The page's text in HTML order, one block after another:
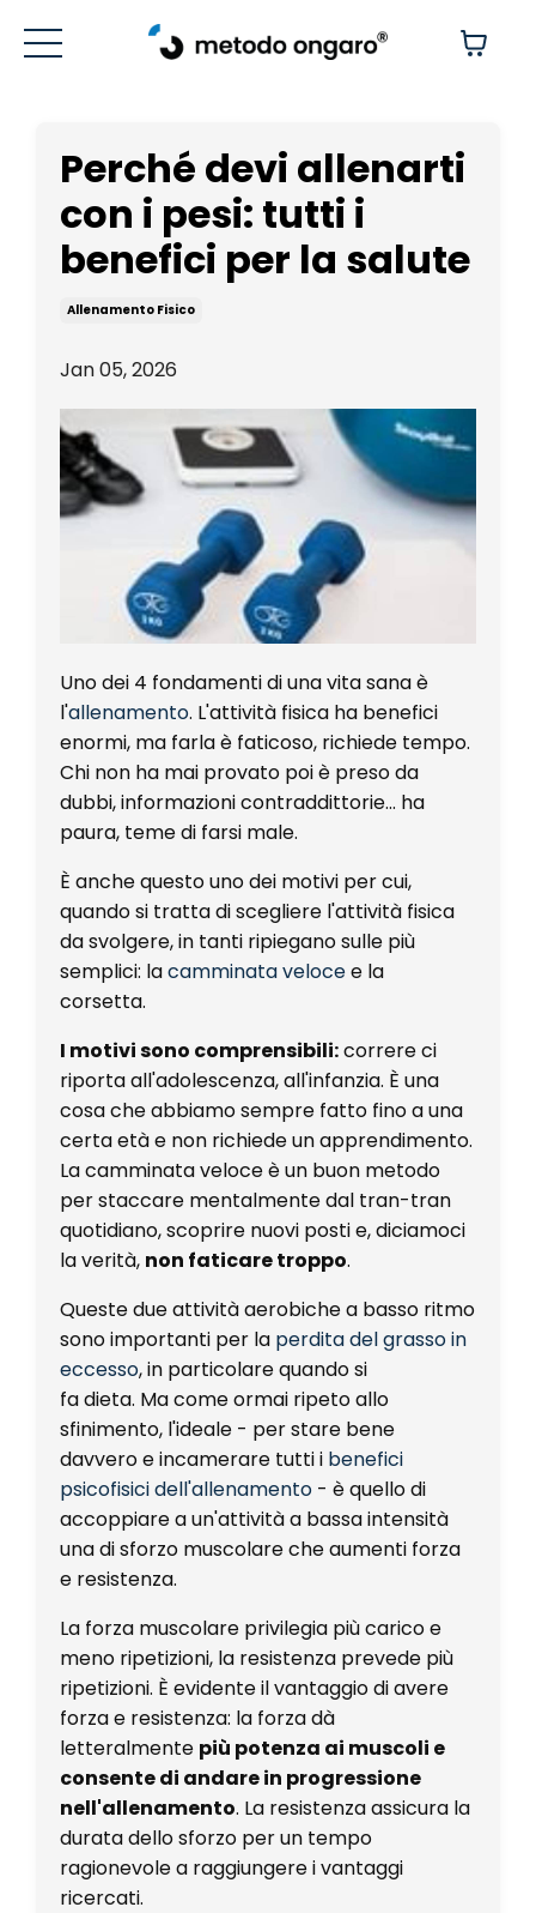
Perché devi allenarti
con i pesi: tutti i
benefici per la salute
Allenamento Fisico
Jan 05, 2026
Uno dei 4 fondamenti di una vita sana è
l'allenamento. L'attività fisica ha benefici
enormi, ma farla è faticoso, richiede tempo.
Chi non ha mai provato poi è preso da
dubbi, informazioni contraddittorie... ha
paura, teme di farsi male.
È anche questo uno dei motivi per cui,
quando si tratta di scegliere l'attività fisica
da svolgere, in tanti ripiegano sulle più
semplici: lacamminata velocee la
corsetta.
I motivi sono comprensibili:correre ci
riporta all'adolescenza, all'infanzia. È una
cosa che abbiamo sempre fatto fino a una
certa età e non richiede un apprendimento.
La camminata veloce è un buon metodo
per staccare mentalmente dal tran-tran
quotidiano, scoprire nuovi posti e, diciamoci
la verità, non faticare troppo.
Queste due attività aerobiche a basso ritmo
sono importanti per la perdita del grasso in
eccesso, in particolare quando si
fadieta. Ma come ormai ripeto allo
sfinimento, l'ideale - per stare bene
davvero e incamerare tutti i benefici
psicofisici dell'allenamento - è quello di
accoppiare a un'attività a bassa intensità
una di sforzo muscolare che aumenti forza
e resistenza.
La forza muscolare privilegia più carico e
meno ripetizioni, la resistenza prevede più
ripetizioni. È evidente il vantaggio di avere
forza e resistenza: la forza dà
letteralmente più potenza ai muscoli e
consente di andare in progressione
nell'allenamento. La resistenza assicura la
durata dello sforzo per un tempo
ragionevole a raggiungere i vantaggi
ricercati.